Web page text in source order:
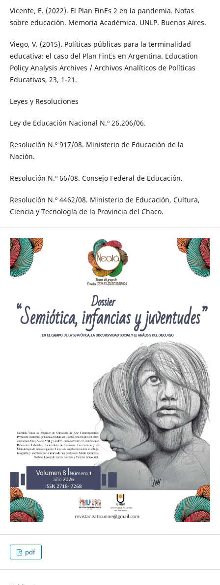
Vicente, E. (2022). El Plan FinEs 2 en la pandemia. Notas
sobre educación. Memoria Académica. UNLP. Buenos Aires.
Viego, V. (2015). Políticas públicas para la terminalidad
educativa: el caso del Plan FinEs en Argentina. Education
Policy Analysis Archives / Archivos Analíticos de Políticas
Educativas, 23, 1-21.
Leyes y Resoluciones
Ley de Educación Nacional N.º 26.206/06.
Resolución N.º 917/08. Ministerio de Educación de la
Nación.
Resolución N.º 66/08. Consejo Federal de Educación.
Resolución N.º 4462/08. Ministerio de Educación, Cultura,
Ciencia y Tecnología de la Provincia del Chaco.
pdf